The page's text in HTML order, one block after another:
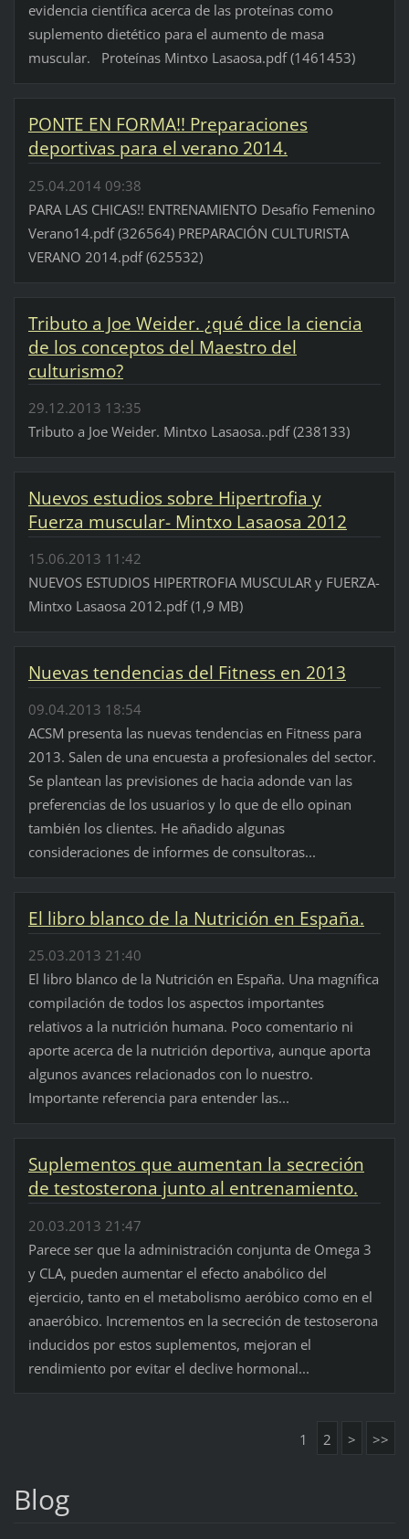
evidencia científica acerca de las proteínas como
suplemento dietético para el aumento de masa
muscular. Proteínas Mintxo Lasaosa.pdf (1461453)
PONTE EN FORMA!! Preparaciones
deportivas para el verano 2014.
25.04.2014 09:38
PARA LAS CHICAS!! ENTRENAMIENTO Desafío Femenino
Verano14.pdf (326564) PREPARACIÓN CULTURISTA
VERANO 2014.pdf (625532)
Tributo a Joe Weider. ¿qué dice la ciencia
de los conceptos del Maestro del
culturismo?
29.12.2013 13:35
Tributo a Joe Weider. Mintxo Lasaosa..pdf (238133)
Nuevos estudios sobre Hipertrofia y
Fuerza muscular- Mintxo Lasaosa 2012
15.06.2013 11:42
NUEVOS ESTUDIOS HIPERTROFIA MUSCULAR y FUERZA-
Mintxo Lasaosa 2012.pdf (1,9 MB)
Nuevas tendencias del Fitness en 2013
09.04.2013 18:54
ACSM presenta las nuevas tendencias en Fitness para
2013. Salen de una encuesta a profesionales del sector.
Se plantean las previsiones de hacia adonde van las
preferencias de los usuarios y lo que de ello opinan
también los clientes. He añadido algunas
consideraciones de informes de consultoras...
El libro blanco de la Nutrición en España.
25.03.2013 21:40
El libro blanco de la Nutrición en España. Una magnífica
compilación de todos los aspectos importantes
relativos a la nutrición humana. Poco comentario ni
aporte acerca de la nutrición deportiva, aunque aporta
algunos avances relacionados con lo nuestro.
Importante referencia para entender las...
Suplementos que aumentan la secreción
de testosterona junto al entrenamiento.
20.03.2013 21:47
Parece ser que la administración conjunta de Omega 3
y CLA, pueden aumentar el efecto anabólico del
ejercicio, tanto en el metabolismo aeróbico como en el
anaeróbico. Incrementos en la secreción de testoserona
inducidos por estos suplementos, mejoran el
rendimiento por evitar el declive hormonal...
1 2 > >>
Blog